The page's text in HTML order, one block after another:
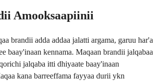
Amooksaapiinii
brandii adda addaa jalatti argama, garuu har'a
baay'inaan kennama. Maqaan brandii jalqabaa
jalqaba itti dhiyaate baay'inaan
kana barreeffama fayyaa durii ykn